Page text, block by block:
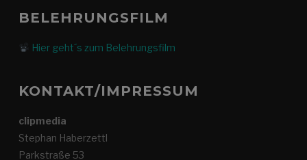
BELEHRUNGSFILM
Hier geht´s zum Belehrungsfilm
KONTAKT/IMPRESSUM
clipmedia
Stephan Haberzettl
Parkstraße 53